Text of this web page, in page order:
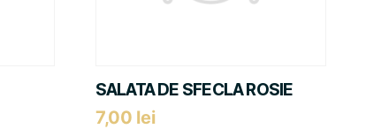
SALATA DE SFECLA ROSIE
7,00 lei